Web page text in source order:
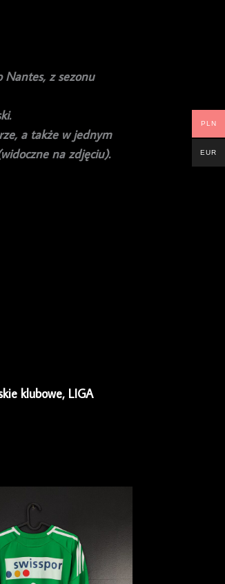
Nantes, z sezonu
a także w jednym
na zdjęciu).
klubowe, LIGA
PLN
EUR